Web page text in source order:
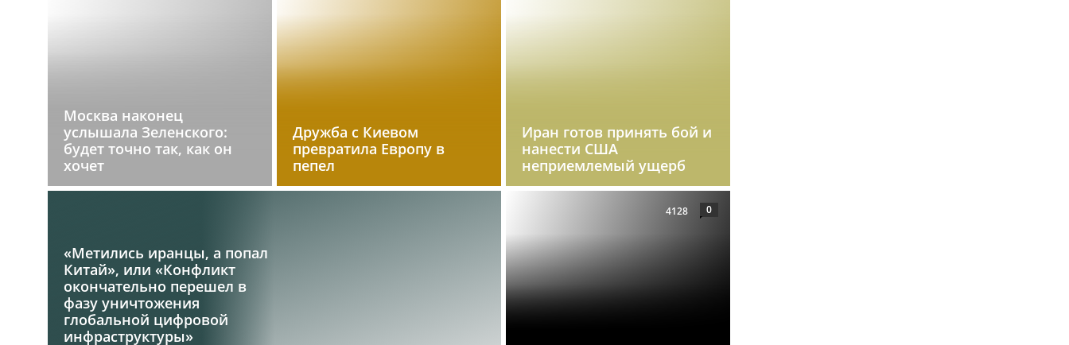
Москва наконец
услышала Зеленского:
будет точно так, как он
хочет
Дружба с Киевом
превратила Европу в
пепел
Иран готов принять бой и
нанести США
неприемлемый ущерб
«Метились иранцы, а попал
Китай», или «Конфликт
окончательно перешел в
фазу уничтожения
глобальной цифровой
инфраструктуры»
4128 0